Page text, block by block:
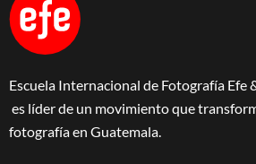
Escuela Internacional de Fotografía Efe
es líder de un movimiento que
fotografía en Guatemala.